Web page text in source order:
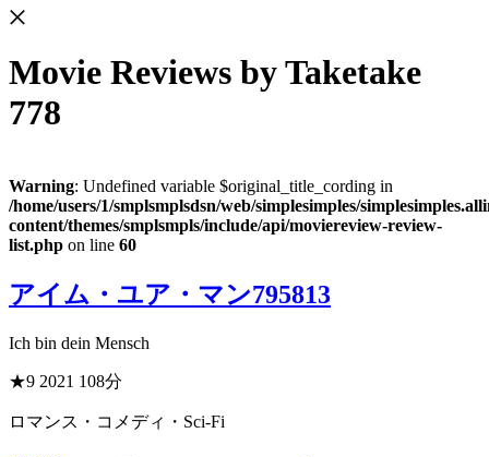
Movie Reviews by Taketake
778
Warning: Undefined variable $original_title_cording in
/home/users/1/smplsmplsdsn/web/simplesimples/
content/themes/smplsmpls/include/api/moviereview-review-
list.php on line 60
アイム・ユア・マン795813
Ich bin dein Mensch
★9 2021 108分
ロマンス・コメディ・Sci-Fi